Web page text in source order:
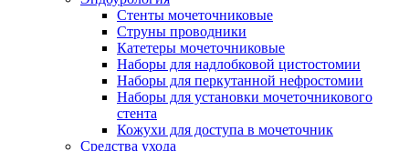
Стенты мочеточниковые
Струны проводники
Катетеры мочеточниковые
Наборы для надлобковой цистостомии
Наборы для перкутанной нефростомии
Наборы для установки мочеточникового
стента
Кожухи для доступа в мочеточник
Средства ухода